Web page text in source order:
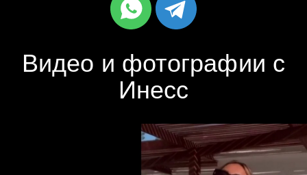
Видео и фотографии с
Инесс